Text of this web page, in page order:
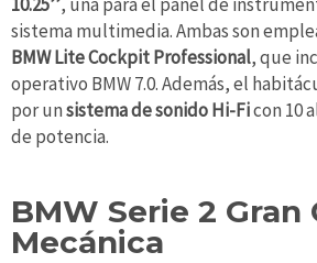
10.25’’, una para el panel de
sistema multimedia. Ambas son
BMW Lite Cockpit Professional, que
operativo BMW 7.0. Además, el
por unsistema de sonido Hi-Ficon 10
de potencia.
BMW Serie 2 Gran
Mecánica